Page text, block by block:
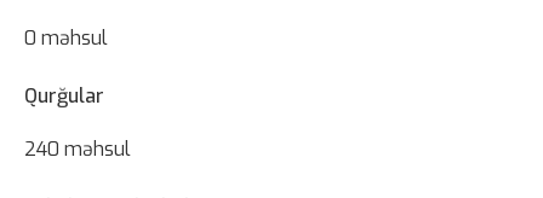
0 məhsul
Qurğular
240 məhsul